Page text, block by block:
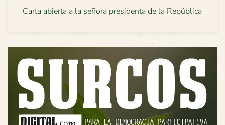
Carta abierta a la señora presidenta de la República